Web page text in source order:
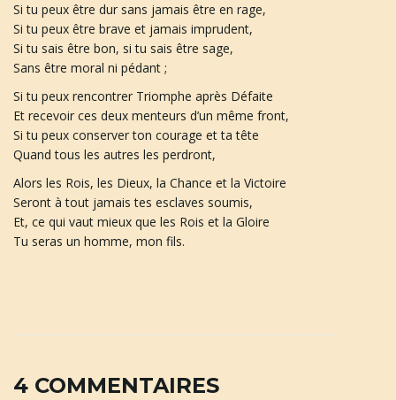
Si tu peux être dur sans jamais être en rage,
Si tu peux être brave et jamais imprudent,
Si tu sais être bon, si tu sais être sage,
Sans être moral ni pédant ;
Si tu peux rencontrer Triomphe après Défaite
Et recevoir ces deux menteurs d’un même front,
Si tu peux conserver ton courage et ta tête
Quand tous les autres les perdront,
Alors les Rois, les Dieux, la Chance et la Victoire
Seront à tout jamais tes esclaves soumis,
Et, ce qui vaut mieux que les Rois et la Gloire
Tu seras un homme, mon fils.
4 COMMENTAIRES